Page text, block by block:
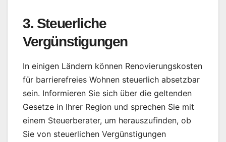
3. Steuerliche
Vergünstigungen
In einigen Ländern können Renovierungskosten
für barrierefreies Wohnen steuerlich absetzbar
sein. Informieren Sie sich über die geltenden
Gesetze in Ihrer Region und sprechen Sie mit
einem Steuerberater, um herauszufinden, ob
Sie von steuerlichen Vergünstigungen